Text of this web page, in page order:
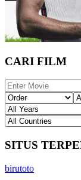
CARI FILM
SITUS
birutoto